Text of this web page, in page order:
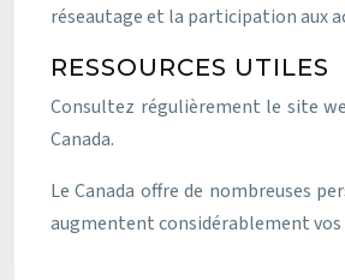
réseautage et la participation aux
RESSOURCES UTILES
Consultez régulièrement le site
Canada.
Le Canada offre de nombreuses
augmentent considérablement vos